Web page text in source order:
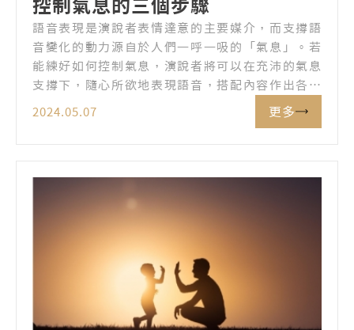
控制氣息的三個步驟
語音表現是演說者表情達意的主要媒介，而支撐語
音變化的動力源自於人們一呼一吸的「氣息」。若
能練好如何控制氣息，演說者將可以在充沛的氣息
支撐下，隨心所欲地表現語音，搭配內容作出各種
變化。既然氣息對語音如此重要，那我們該怎麼練
2024.05.07 更多